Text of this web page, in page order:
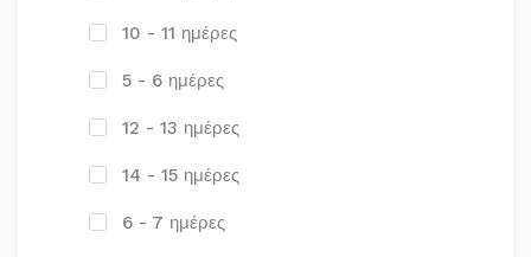
10 - 11 ημέρες
5 - 6 ημέρες
12 - 13 ημέρες
14 - 15 ημέρες
6 - 7 ημέρες